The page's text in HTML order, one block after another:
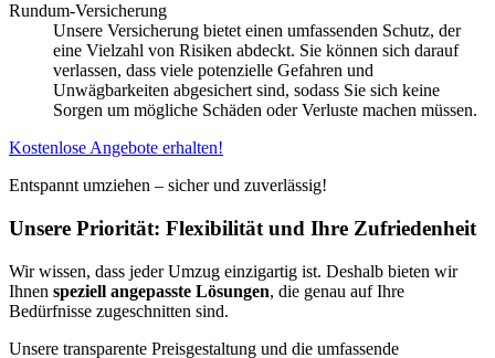
Rundum-Versicherung
Unsere Versicherung bietet einen umfassenden Schutz, der
eine Vielzahl von Risiken abdeckt. Sie können sich darauf
verlassen, dass viele potenzielle Gefahren und
Unwägbarkeiten abgesichert sind, sodass Sie sich keine
Sorgen um mögliche Schäden oder Verluste machen müssen.
Kostenlose Angebote erhalten!
Entspannt umziehen – sicher und zuverlässig!
Unsere Priorität: Flexibilität und Ihre Zufriedenheit
Wir wissen, dass jeder Umzug einzigartig ist. Deshalb bieten wir
Ihnen speziell angepasste Lösungen, die genau auf Ihre
Bedürfnisse zugeschnitten sind.
Unsere transparente Preisgestaltung und die umfassende